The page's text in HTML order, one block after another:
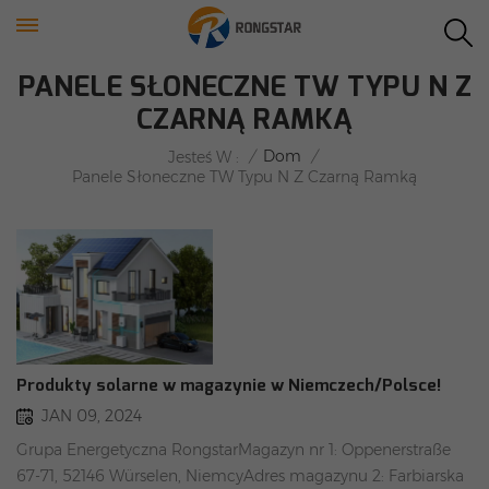
PANELE SŁONECZNE TW TYPU N Z
CZARNĄ RAMKĄ
Jesteś W : / Dom
/
Panele Słoneczne TW Typu N Z Czarną Ramką
Produkty solarne w magazynie w Niemczech/Polsce!
JAN 09, 2024
Grupa Energetyczna RongstarMagazyn nr 1: Oppenerstraße
67-71, 52146 Würselen, NiemcyAdres magazynu 2: Farbiarska